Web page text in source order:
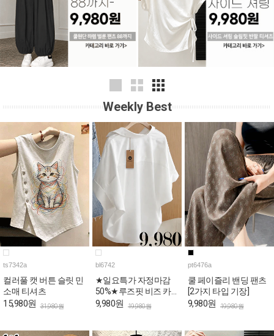
Weekly Best
ts7342a
컬러풀 캣 버튼 슬릿 민
소매 티셔츠
15,980원 31,980원
bl6742
★일요특가 자정마감
50%★루즈핏 비즈 카
라넥 반팔 블라우스
9,980원 19,980원
pt6476a
쿨 페이즐리 밴딩 팬츠
[2가지 타입 기장]
9,980원 19,980원